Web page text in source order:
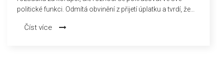
politické funkci. Odmítá obvinění z přijetí úplatku a tvrdí, že
podporuje, zatímco opozice žádá jeho rezignaci.
Číst více